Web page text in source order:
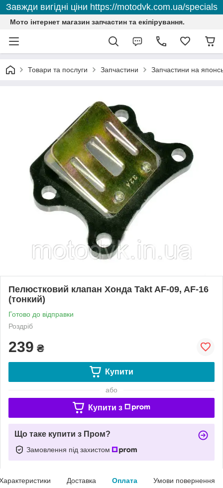
Завжди вигідні ціни https://motodvk.com.ua/specials
Мото інтернет магазин запчастин та екіпірування.
Товари та послуги Запчастини Запчастини на
Пелюстковий клапан Хонда Takt AF-09, AF-16
(тонкий)
Готово до відправки
Роздріб
239 ₴
Купити
або
Купити з
Що таке купити з Пром?
Замовлення під захистом
Доставка Оплата Умови повернення